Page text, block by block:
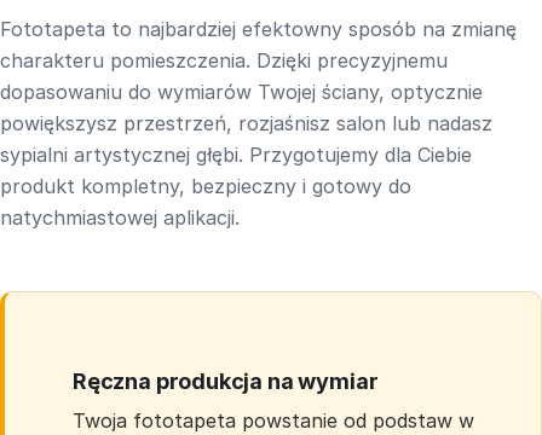
Fototapeta to najbardziej efektowny sposób na zmianę
charakteru pomieszczenia. Dzięki precyzyjnemu
dopasowaniu do wymiarów Twojej ściany, optycznie
powiększysz przestrzeń, rozjaśnisz salon lub nadasz
sypialni artystycznej głębi. Przygotujemy dla Ciebie
produkt kompletny, bezpieczny i gotowy do
natychmiastowej aplikacji.
Ręczna produkcja na wymiar
Twoja fototapeta powstanie od podstaw w